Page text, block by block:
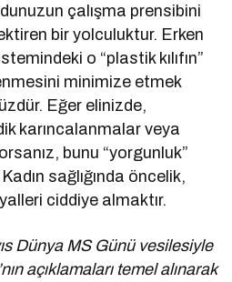
çalışma prensibini
bir yolculuktur. Erken
o “plastik kılıfın”
minimize etmek
Eğer elinizde,
karıncalanmalar veya
bunu “yorgunluk”
sağlığında öncelik,
ciddiye almaktır.
Dünya MS Günü vesilesiyle
açıklamaları temel alınarak